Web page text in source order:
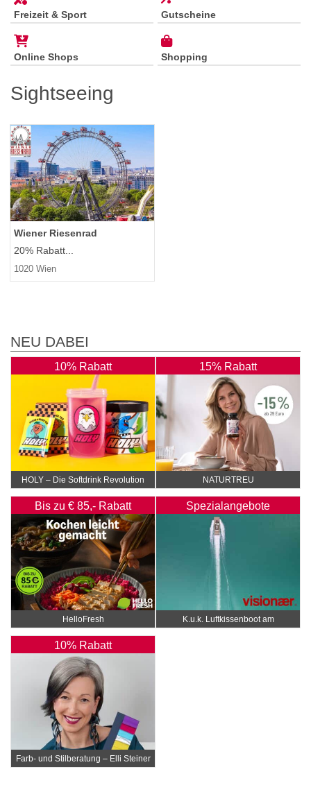
Freizeit & Sport Gutscheine
Online Shops Shopping
Sightseeing
Wiener Riesenrad
20% Rabatt...
1020 Wien
NEU DABEI
10% Rabatt
HOLY – Die Softdrink Revolution
15% Rabatt
NATURTREU
Bis zu € 85,- Rabatt
HelloFresh
Spezialangebote
K.u.k. Luftkissenboot am
Wörthersee
10% Rabatt
Farb- und Stilberatung – Elli Steiner